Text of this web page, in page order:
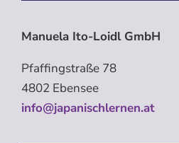
Manuela Ito-Loidl GmbH
Pfaffingstraße 78
4802 Ebensee
info@japanischlernen.at